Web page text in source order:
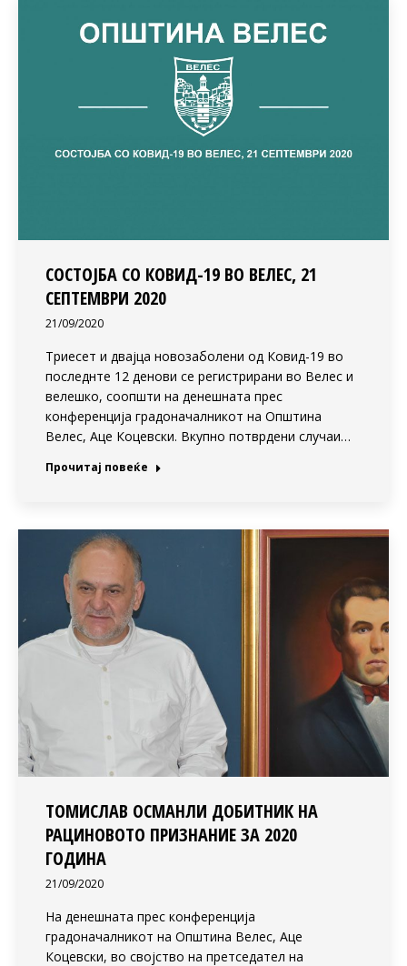
СОСТОЈБА СО КОВИД-19 ВО ВЕЛЕС, 21
СЕПТЕМВРИ 2020
21/09/2020
Триесет и двајца новозаболени од Ковид-19 во
последнте 12 денови се регистрирани во Велес и
велешко, соопшти на денешната прес
конференција градоначалникот на Општина
Велес, Аце Коцевски. Вкупно потврдени случаи…
Прочитај повеќе
ТОМИСЛАВ ОСМАНЛИ ДОБИТНИК НА
РАЦИНОВОТО ПРИЗНАНИЕ ЗА 2020
ГОДИНА
21/09/2020
На денешната прес конференција
градоначалникот на Општина Велес, Аце
Коцевски, во својство на претседател на